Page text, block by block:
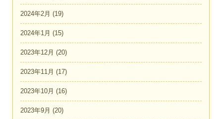
2024年2月 (19)
2024年1月 (15)
2023年12月 (20)
2023年11月 (17)
2023年10月 (16)
2023年9月 (20)